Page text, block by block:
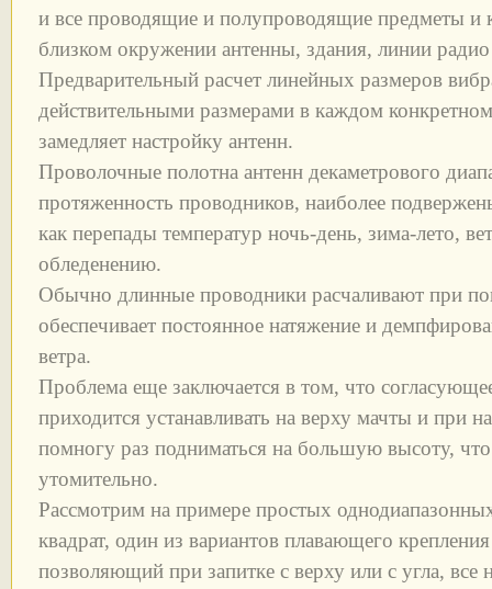
и все проводящие и полупроводящие предметы и
близком окружении антенны, здания, линии радио
Предварительный расчет линейных размеров
действительными размерами в каждом
замедляет настройку антенн.
Проволочные полотна антенн декаметрового
протяженность проводников, наиболее
как перепады температур ночь-день, зима-лето,
обледенению.
Обычно длинные проводники расчаливают при
обеспечивает постоянное натяжение и
ветра.
Проблема еще заключается в том, что
приходится устанавливать на верху мачты и при
помногу раз подниматься на большую высоту,
утомительно.
Рассмотрим на примере простых
квадрат, один из вариантов плавающего
позволяющий при запитке с верху или с угла, все